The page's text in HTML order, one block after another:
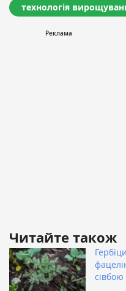
технологія
Читайте також
сівбою